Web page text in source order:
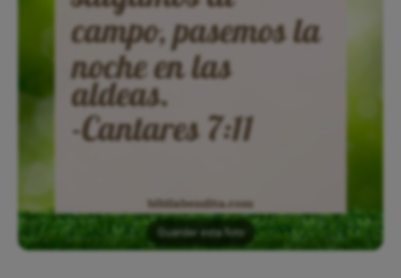
Guardar esta foto